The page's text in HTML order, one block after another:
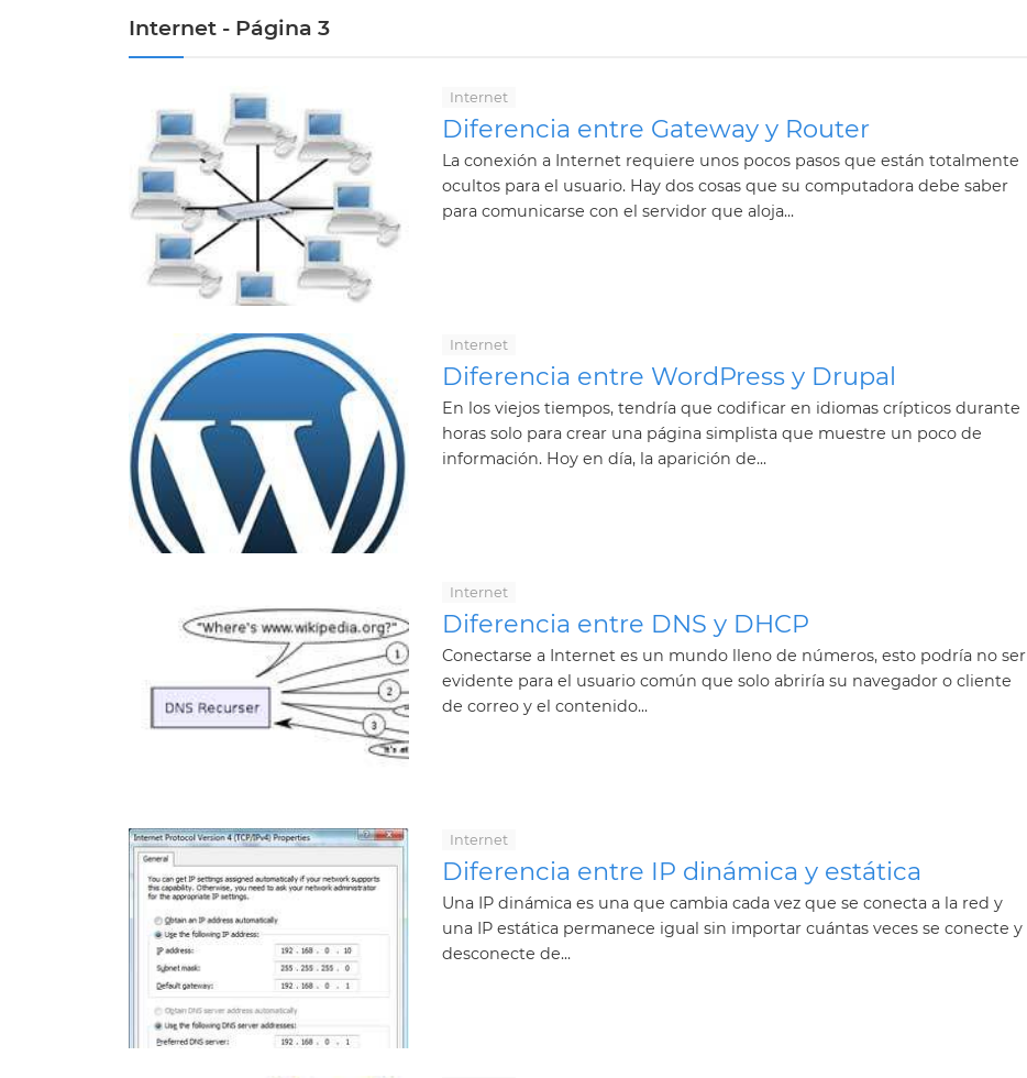
Internet - Página 3
Internet
Diferencia entre Gateway y Router
La conexión a Internet requiere unos pocos pasos que están totalmente
ocultos para el usuario. Hay dos cosas que su computadora debe saber
para comunicarse con el servidor que aloja...
Internet
Diferencia entre WordPress y Drupal
En los viejos tiempos, tendría que codificar en idiomas crípticos durante
horas solo para crear una página simplista que muestre un poco de
información. Hoy en día, la aparición de...
Internet
Diferencia entre DNS y DHCP
Conectarse a Internet es un mundo lleno de números, esto podría no ser
evidente para el usuario común que solo abriría su navegador o cliente
de correo y el contenido...
Internet
Diferencia entre IP dinámica y estática
Una IP dinámica es una que cambia cada vez que se conecta a la red y
una IP estática permanece igual sin importar cuántas veces se conecte y
desconecte de...